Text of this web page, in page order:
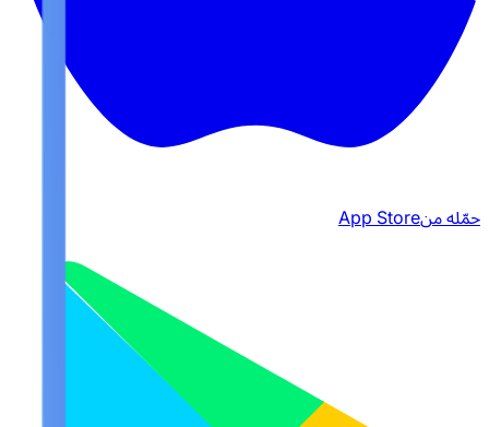
حمّله منApp Store